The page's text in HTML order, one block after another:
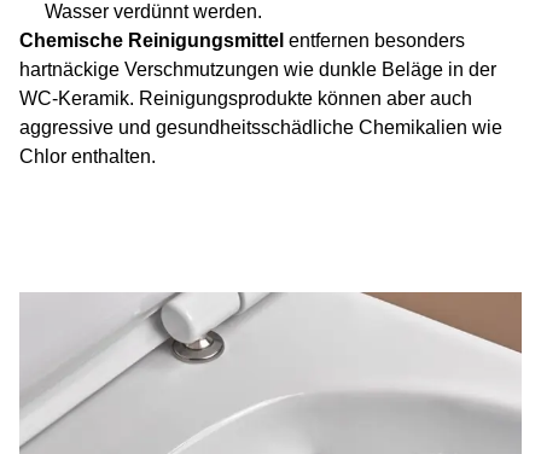
Wasser verdünnt werden.
Chemische Reinigungsmittel entfernen besonders
hartnäckige Verschmutzungen wie dunkle Beläge in der
WC-Keramik. Reinigungsprodukte können aber auch
aggressive und gesundheitsschädliche Chemikalien wie
Chlor enthalten.